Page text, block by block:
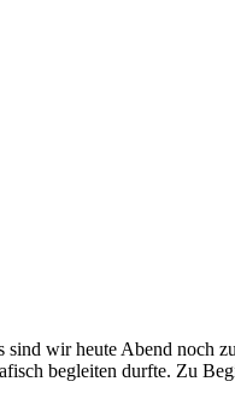
sind wir heute Abend noch
begleiten durfte. Zu